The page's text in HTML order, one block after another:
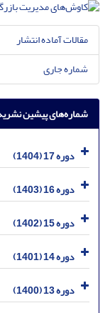
مقالات آماده انتشار
شماره جاری
شماره‌های پیشین
دوره 17 (1404)
دوره 16 (1403)
دوره 15 (1402)
دوره 14 (1401)
دوره 13 (1400)